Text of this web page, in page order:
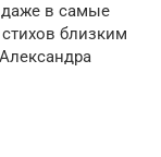
даже в самые
близким